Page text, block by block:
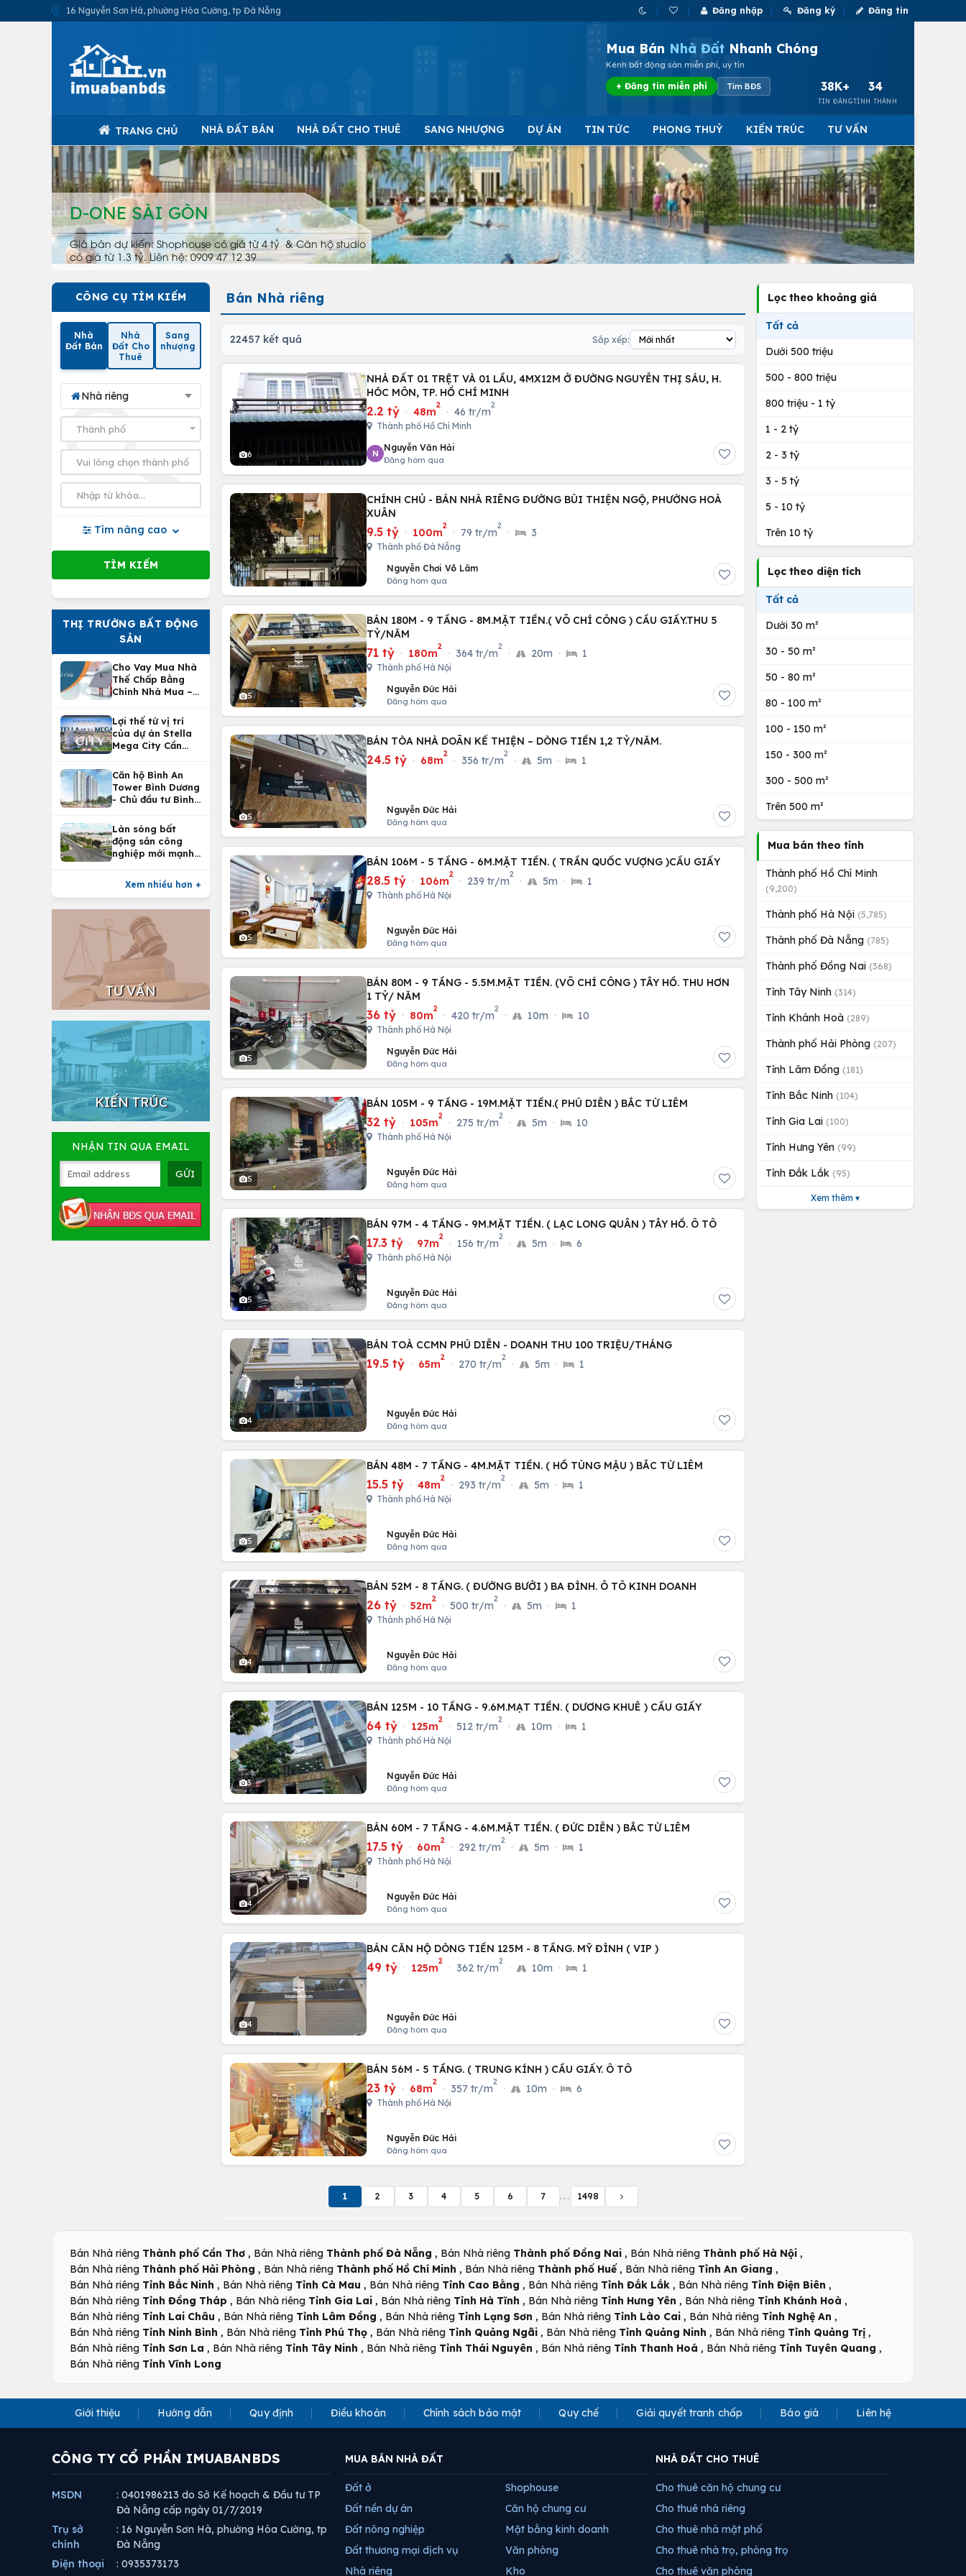
16 Nguyễn Sơn Hà, phường Hòa Cường, tp Đà Nẵng Đăng nhập Đăng ký Đăng tin
Mua Bán Nhà Đất Nhanh Chóng
Kênh bất động sản miễn phí, uy tín
+ Đăng tin miễn phí Tìm BĐS 38K+
TIN ĐĂNG
34
TỈNH THÀNH
TRANG CHỦ NHÀ ĐẤT BÁN NHÀ ĐẤT CHO THUÊ SANG NHƯỢNG DỰ ÁN TIN TỨC PHONG THUỶ KIẾN TRÚC TƯ VẤN
D-ONE SÀI GÒN
Giá bán dự kiến: Shophouse có giá từ 4 tỷ & Căn hộ studio
có giá từ 1.3 tỷ. Liên hệ: 0909 47 12 39
CÔNG CỤ TÌM KIẾM
Nhà
Đất Bán
Nhà
Đất Cho
Thuê
Sang
nhượng
Nhà riêng
Tìm nâng cao
THỊ TRƯỜNG BẤT ĐỘNG
SẢN
Cho Vay Mua Nhà
Thế Chấp Bằng
Chính Nhà Mua –
Nhà Tại
Vietcombank
Lợi thế từ vị trí
của dự án Stella
Mega City Cần
Căn hộ Bình An
Tower Bình Dương
- Chủ đầu tư Bình
Làn sóng bất
động sản công
nghiệp mới mạnh
Xem nhiều hơn +
TƯ VẤN
KIẾN TRÚC
NHẬN TIN QUA EMAIL
Bán Nhà riêng
22457 kết quả Sắp xếp:
6
NHÀ ĐẤT 01 TRỆT VÀ 01 LẦU, 4MX12M Ở ĐƯỜNG NGUYỄN THỊ SÁU, H.
HÓC MÔN, TP. HỒ CHÍ MINH
2.2 tỷ · 48m
2
· 46 tr/m
2
Thành phố Hồ Chí Minh
N
Nguyễn Văn Hải
Đăng hôm qua
CHÍNH CHỦ - BÁN NHÀ RIÊNG ĐƯỜNG BÙI THIỆN NGỘ, PHƯỜNG HOÀ
XUÂN
9.5 tỷ · 100m
2
· 79 tr/m
2
· 3
Thành phố Đà Nẵng
Nguyễn Chơi Võ Lâm
Đăng hôm qua
5
BÁN 180M - 9 TẦNG - 8M.MẶT TIỀN.( VÕ CHÍ CÔNG ) CẦU GIẤY.THU 5
TỶ/NĂM
71 tỷ · 180m
2
· 364 tr/m
2
· 20m · 1
Thành phố Hà Nội
Nguyễn Đức Hải
Đăng hôm qua
5
BÁN TÒA NHÀ DOÃN KẾ THIỆN – DÒNG TIỀN 1,2 TỶ/NĂM.
24.5 tỷ · 68m
2
· 356 tr/m
2
· 5m · 1
Nguyễn Đức Hải
Đăng hôm qua
5
BÁN 106M - 5 TẦNG - 6M.MẶT TIỀN. ( TRẦN QUỐC VƯỢNG )CẦU GIẤY
28.5 tỷ · 106m
2
· 239 tr/m
2
· 5m · 1
Thành phố Hà Nội
Nguyễn Đức Hải
Đăng hôm qua
5
BÁN 80M - 9 TẦNG - 5.5M.MẶT TIỀN. (VÕ CHÍ CÔNG ) TÂY HỒ. THU HƠN
1 TỶ/ NĂM
36 tỷ · 80m
2
· 420 tr/m
2
· 10m · 10
Thành phố Hà Nội
Nguyễn Đức Hải
Đăng hôm qua
5
BÁN 105M - 9 TẦNG - 19M.MẶT TIỀN.( PHÚ DIỄN ) BẮC TỪ LIÊM
32 tỷ · 105m
2
· 275 tr/m
2
· 5m · 10
Thành phố Hà Nội
Nguyễn Đức Hải
Đăng hôm qua
5
BÁN 97M - 4 TẦNG - 9M.MẶT TIỀN. ( LẠC LONG QUÂN ) TÂY HỒ. Ô TÔ
17.3 tỷ · 97m
2
· 156 tr/m
2
· 5m · 6
Thành phố Hà Nội
Nguyễn Đức Hải
Đăng hôm qua
4
BÁN TOÀ CCMN PHÚ DIỄN - DOANH THU 100 TRIỆU/THÁNG
19.5 tỷ · 65m
2
· 270 tr/m
2
· 5m · 1
Nguyễn Đức Hải
Đăng hôm qua
5
BÁN 48M - 7 TẦNG - 4M.MẶT TIỀN. ( HỒ TÙNG MẬU ) BẮC TỪ LIÊM
15.5 tỷ · 48m
2
· 293 tr/m
2
· 5m · 1
Thành phố Hà Nội
Nguyễn Đức Hải
Đăng hôm qua
4
BÁN 52M - 8 TẦNG. ( ĐƯỜNG BƯỞI ) BA ĐÌNH. Ô TÔ KINH DOANH
26 tỷ · 52m
2
· 500 tr/m
2
· 5m · 1
Thành phố Hà Nội
Nguyễn Đức Hải
Đăng hôm qua
3
BÁN 125M - 10 TẦNG - 9.6M.MẠT TIỀN. ( DƯƠNG KHUÊ ) CẦU GIẤY
64 tỷ · 125m
2
· 512 tr/m
2
· 10m · 1
Thành phố Hà Nội
Nguyễn Đức Hải
Đăng hôm qua
4
BÁN 60M - 7 TẦNG - 4.6M.MẶT TIỀN. ( ĐỨC DIỄN ) BẮC TỪ LIÊM
17.5 tỷ · 60m
2
· 292 tr/m
2
· 5m · 1
Thành phố Hà Nội
Nguyễn Đức Hải
Đăng hôm qua
4
BÁN CĂN HỘ DÒNG TIỀN 125M - 8 TẦNG. MỸ ĐÌNH ( VIP )
49 tỷ · 125m
2
· 362 tr/m
2
· 10m · 1
Nguyễn Đức Hải
Đăng hôm qua
BÁN 56M - 5 TẦNG. ( TRUNG KÍNH ) CẦU GIẤY. Ô TÔ
23 tỷ · 68m
2
· 357 tr/m
2
· 10m · 6
Thành phố Hà Nội
Nguyễn Đức Hải
Đăng hôm qua
1 2 3 4 5 6 7 ... 1498
Lọc theo khoảng giá
Tất cả
Dưới 500 triệu
500 - 800 triệu
800 triệu - 1 tỷ
1 - 2 tỷ
2 - 3 tỷ
3 - 5 tỷ
5 - 10 tỷ
Trên 10 tỷ
Lọc theo diện tích
Tất cả
Dưới 30 m²
30 - 50 m²
50 - 80 m²
80 - 100 m²
100 - 150 m²
150 - 300 m²
300 - 500 m²
Trên 500 m²
Mua bán theo tỉnh
Thành phố Hồ Chí Minh
(9,200)
Thành phố Hà Nội (5,785)
Thành phố Đà Nẵng (785)
Thành phố Đồng Nai (368)
Tỉnh Tây Ninh (314)
Tỉnh Khánh Hoà (289)
Thành phố Hải Phòng (207)
Tỉnh Lâm Đồng (181)
Tỉnh Bắc Ninh (104)
Tỉnh Gia Lai (100)
Tỉnh Hưng Yên (99)
Tỉnh Đắk Lắk (95)
Xem thêm ▾
Bán Nhà riêng Thành phố Cần Thơ , Bán Nhà riêng Thành phố Đà Nẵng , Bán Nhà riêng Thành phố Đồng Nai , Bán Nhà riêng Thành phố Hà Nội ,
Bán Nhà riêng Thành phố Hải Phòng , Bán Nhà riêng Thành phố Hồ Chí Minh , Bán Nhà riêng Thành phố Huế , Bán Nhà riêng Tỉnh An Giang ,
Bán Nhà riêng Tỉnh Bắc Ninh , Bán Nhà riêng Tỉnh Cà Mau , Bán Nhà riêng Tỉnh Cao Bằng , Bán Nhà riêng Tỉnh Đắk Lắk , Bán Nhà riêng Tỉnh Điện Biên ,
Bán Nhà riêng Tỉnh Đồng Tháp , Bán Nhà riêng Tỉnh Gia Lai , Bán Nhà riêng Tỉnh Hà Tĩnh , Bán Nhà riêng Tỉnh Hưng Yên , Bán Nhà riêng Tỉnh Khánh Hoà ,
Bán Nhà riêng Tỉnh Lai Châu , Bán Nhà riêng Tỉnh Lâm Đồng , Bán Nhà riêng Tỉnh Lạng Sơn , Bán Nhà riêng Tỉnh Lào Cai , Bán Nhà riêng Tỉnh Nghệ An ,
Bán Nhà riêng Tỉnh Ninh Bình , Bán Nhà riêng Tỉnh Phú Thọ , Bán Nhà riêng Tỉnh Quảng Ngãi , Bán Nhà riêng Tỉnh Quảng Ninh , Bán Nhà riêng Tỉnh Quảng Trị ,
Bán Nhà riêng Tỉnh Sơn La , Bán Nhà riêng Tỉnh Tây Ninh , Bán Nhà riêng Tỉnh Thái Nguyên , Bán Nhà riêng Tỉnh Thanh Hoá , Bán Nhà riêng Tỉnh Tuyên Quang ,
Bán Nhà riêng Tỉnh Vĩnh Long
Giới thiệu Hướng dẫn Quy định Điều khoản Chính sách bảo mật Quy chế Giải quyết tranh chấp Báo giá Liên hệ
CÔNG TY CỔ PHẦN IMUABANBDS
MSDN
: 0401986213 do Sở Kế hoạch & Đầu tư TP
Đà Nẵng cấp ngày 01/7/2019
Trụ sở
chính
: 16 Nguyễn Sơn Hà, phường Hòa Cường, tp
Đà Nẵng
Điện thoại
: 0935373173
MUA BÁN NHÀ ĐẤT
Đất ở
Đất nền dự án
Đất nông nghiệp
Đất thương mại dịch vụ
Nhà riêng
Shophouse
Căn hộ chung cư
Mặt bằng kinh doanh
Văn phòng
Kho
NHÀ ĐẤT CHO THUÊ
Cho thuê căn hộ chung cư
Cho thuê nhà riêng
Cho thuê nhà mặt phố
Cho thuê nhà trọ, phòng trọ
Cho thuê văn phòng